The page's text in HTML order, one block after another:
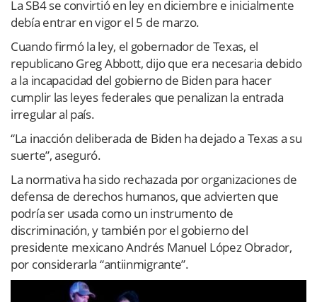
La SB4 se convirtió en ley en diciembre e inicialmente
debía entrar en vigor el 5 de marzo.
Cuando firmó la ley, el gobernador de Texas, el
republicano Greg Abbott, dijo que era necesaria debido
a la incapacidad del gobierno de Biden para hacer
cumplir las leyes federales que penalizan la entrada
irregular al país.
“La inacción deliberada de Biden ha dejado a Texas a su
suerte”, aseguró.
La normativa ha sido rechazada por organizaciones de
defensa de derechos humanos, que advierten que
podría ser usada como un instrumento de
discriminación, y también por el gobierno del
presidente mexicano Andrés Manuel López Obrador,
por considerarla “antiinmigrante”.